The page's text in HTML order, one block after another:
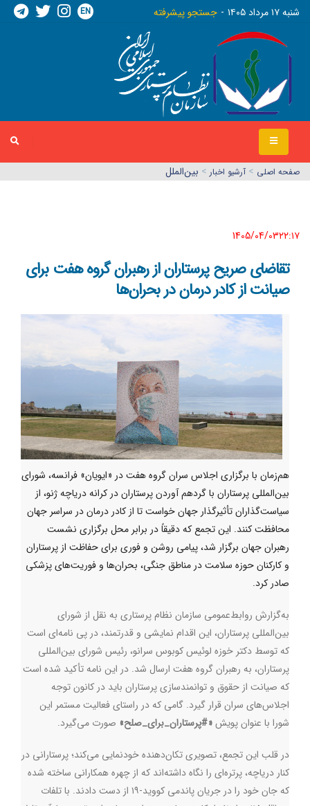
شنبه ١٧ مرداد ١٤٠٥ جستجو پیشرفته EN
صفحه اصلي > آرشیو اخبار > بین‌الملل
1405/04/03٢٢:١٧
تقاضای صریح پرستاران از رهبران گروه هفت برای
صیانت از کادر درمان در بحران‌ها
هم‌زمان با برگزاری اجلاس سران گروه هفت در «ایویان» فرانسه، شورای
بین‌المللی پرستاران با گردهم آوردن پرستاران در کرانه دریاچه ژنو، از
سیاست‌گذاران تأثیرگذار جهان خواست تا از کادر درمان در سراسر جهان
محافظت کنند. این تجمع که دقیقاً در برابر محل برگزاری نشست
رهبران جهان برگزار شد، پیامی روشن و فوری برای حفاظت از پرستاران
و کارکنان حوزه سلامت در مناطق جنگی، بحران‌ها و فوریت‌های پزشکی
صادر کرد.
به‌گزارش روابط‌عمومی سازمان نظام پرستاری به نقل از شورای
بین‌المللی پرستاران، این اقدام نمایشی و قدرتمند، در پی نامه‌ای است
که توسط دکتر خوزه لوئیس کوبوس سرانو، رئیس شورای بین‌المللی
پرستاران، به رهبران گروه هفت ارسال شد. در این نامه تأکید شده است
که صیانت از حقوق و توانمندسازی پرستاران باید در کانون توجه
اجلاس‌های سران قرار گیرد. گامی که در راستای فعالیت مستمر این
شورا با عنوان پویش«#پرستاران_برای_صلح» صورت می‌گیرد.
در قلب این تجمع، تصویری تکان‌دهنده خودنمایی می‌کند؛ پرستارانی در
کنار دریاچه، پرتره‌ای را نگاه داشته‌اند که از چهره همکارانی ساخته شده
که جان خود را در جریان پاندمی کووید-۱۹ از دست دادند. با تلفات